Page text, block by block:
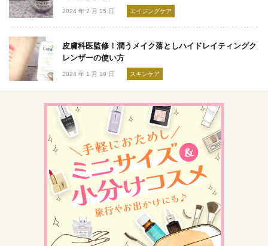
2024 年 2 月 15 日 エイジングケア
皮膚科医監修！潤うメイク落としハイドレイティングク
レンザーの使い方
2024 年 1 月 19 日 スキンケア